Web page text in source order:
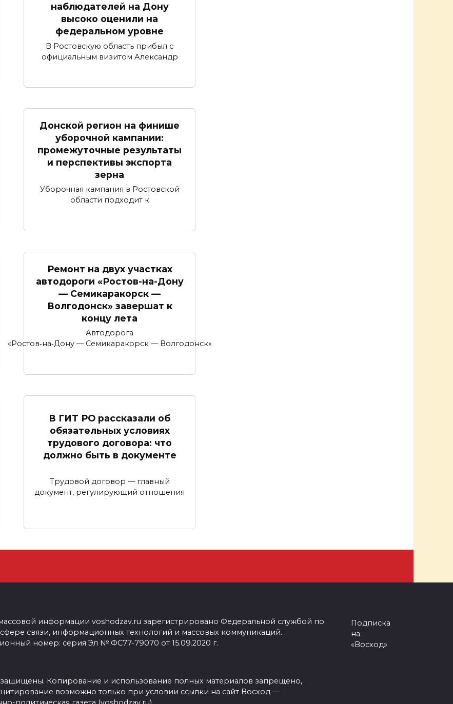
наблюдателей на Дону
высоко оценили на
федеральном уровне
В Ростовскую область прибыл с
официальным визитом Александр
Донской регион на финише
уборочной кампании:
промежуточные результаты
и перспективы экспорта
зерна
Уборочная кампания в Ростовской
области подходит к
Ремонт на двух участках
автодороги «Ростов-на-Дону
— Семикаракорск —
Волгодонск» завершат к
концу лета
Автодорога
«Ростов‑на‑Дону — Семикаракорск — Волгодонск»
В ГИТ РО рассказали об
обязательных условиях
трудового договора: что
должно быть в документе
Трудовой договор — главный
документ, регулирующий отношения
информации voshodzav.ru зарегистрировано Федеральной службой по
связи, информационных технологий и массовых коммуникаций.
номер: серия Эл № ФС77-79070 от 15.09.2020 г.
защищены. Копирование и использование полных материалов запрещено,
цитирование возможно только при условии ссылки на сайт Восход —
Подписка
на
«Восход»